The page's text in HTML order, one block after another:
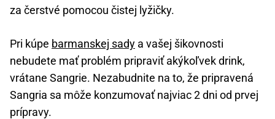
za čerstvé pomocou čistej lyžičky.
Pri kúpe barmanskej sady a vašej šikovnosti
nebudete mať problém pripraviť akýkoľvek drink,
vrátane Sangrie. Nezabudnite na to, že pripravená
Sangria sa môže konzumovať najviac 2 dni od prvej
prípravy.